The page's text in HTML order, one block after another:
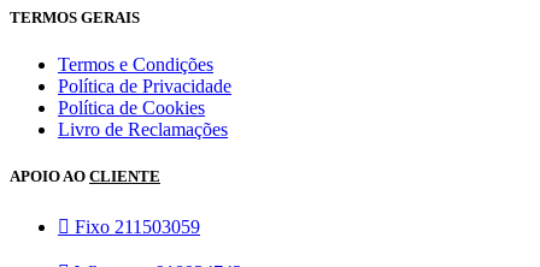
TERMOS GERAIS
Termos e Condições
Política de Privacidade
Política de Cookies
Livro de Reclamações
APOIO AO CLIENTE
Fixo 211503059